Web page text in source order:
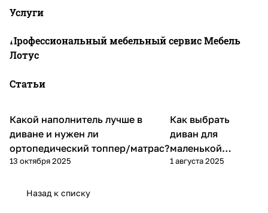
Услуги
Профессиональный мебельный сервис Мебель
Лотус
Статьи
Диваны и кресла
Какой наполнитель лучше в
диване и нужен ли
ортопедический топпер/матрас?
13 октября 2025
Диваны и кресла
Как выбрать
диван для
маленькой
квартиры
1 августа 2025
Назад к списку